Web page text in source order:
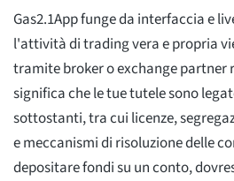
Gas2.1App funge da interfaccia e
l'attività di trading vera e propria
tramite broker o exchange partner
significa che le tue tutele sono
sottostanti, tra cui licenze,
e meccanismi di risoluzione delle
depositare fondi su un conto,